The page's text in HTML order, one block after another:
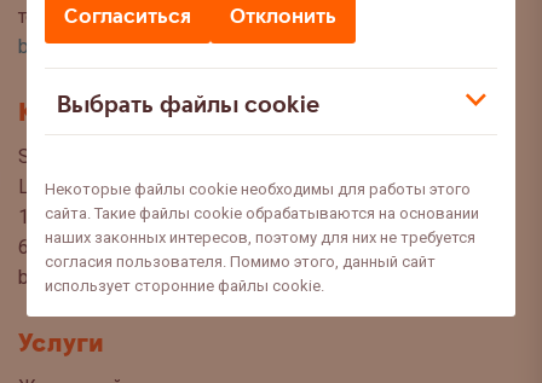
Согласиться Отклонить
Выбрать файлы cookie
Некоторые файлы cookie необходимы для работы этого
сайта. Такие файлы cookie обрабатываются на основании
наших законных интересов, поэтому для них не требуется
согласия пользователя. Помимо этого, данный сайт
использует сторонние файлы cookie.
темам, которые Вы хотели бы прочитать в этом блоге:
blog@swedbank.ee.
Контакт
Swedbank AS
Liivalaia 34
15040 Tallinn, Estonia
6310 310
blogi@swedbank.ee
Услуги